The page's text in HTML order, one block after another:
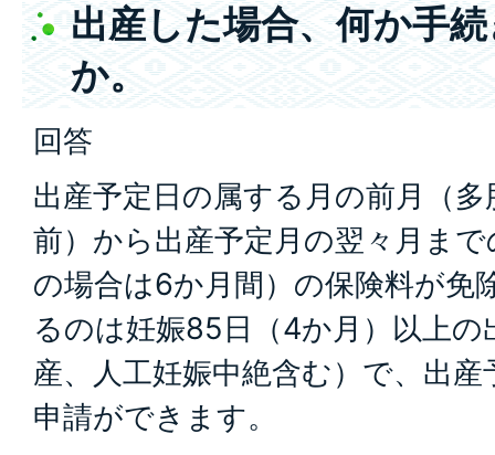
出産した場合、何か手
か。
回答
出産予定日の属する月の前月（
前）から出産予定月の翌々月ま
の場合は6か月間）の保険料が免
るのは妊娠85日（4か月）以上の
産、人工妊娠中絶含む）で、出
申請ができます。